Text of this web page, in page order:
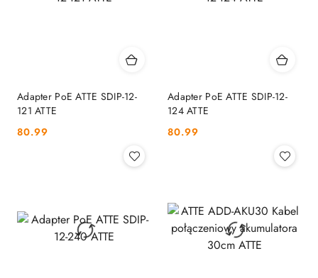
Adapter PoE ATTE SDIP-12-
121 ATTE
Cena:
80.99
Adapter PoE ATTE SDIP-12-
124 ATTE
Cena:
80.99